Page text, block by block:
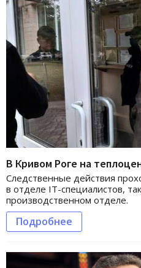
В Кривом Роге на
Следственные действия
в отделе IT-специалистов,
производственном отделе.
Подробнее